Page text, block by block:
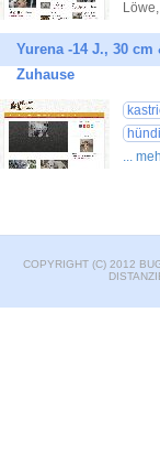
Yurena -14 J., 30
Zuhause
...
COPYRIGHT (C) 2012